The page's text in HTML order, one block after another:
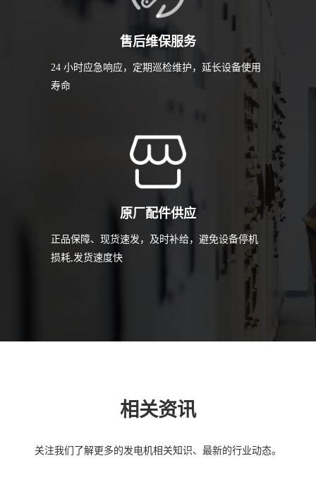
售后维保服务
24 小时应急响应，定期巡检维护，延长设备使用
寿命
原厂配件供应
正品保障、现货速发，及时补给，避免设备停机
损耗,发货速度快
相关资讯
关注我们了解更多的发电机相关知识、最新的行业动态。